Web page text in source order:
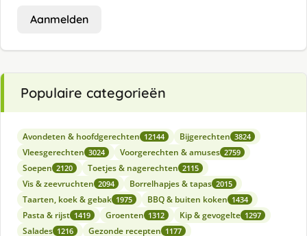
Aanmelden
Populaire categorieën
Avondeten & hoofdgerechten 12144 Bijgerechten 3824
Vleesgerechten 3024 Voorgerechten & amuses 2759
Soepen 2120 Toetjes & nagerechten 2115
Vis & zeevruchten 2094 Borrelhapjes & tapas 2015
Taarten, koek & gebak 1975 BBQ & buiten koken 1434
Pasta & rijst 1419 Groenten 1312 Kip & gevogelte 1297
Salades 1216 Gezonde recepten 1177